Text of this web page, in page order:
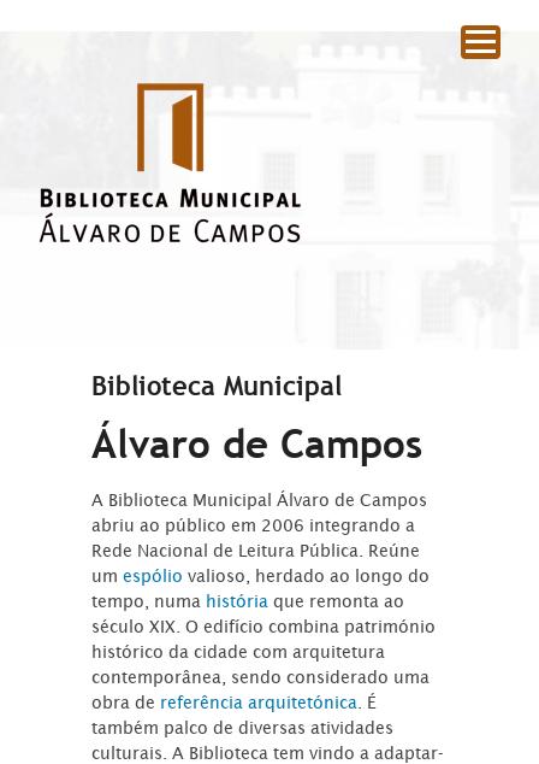
Biblioteca Municipal
Álvaro de Campos
A Biblioteca Municipal Álvaro de Campos
abriu ao público em 2006 integrando a
Rede Nacional de Leitura Pública. Reúne
umespóliovalioso, herdado ao longo do
tempo, numa história que remonta ao
século XIX. O edifício combina património
histórico da cidade com arquitetura
contemporânea, sendo considerado uma
obra de referência arquitetónica . É
também palco de diversas atividades
culturais. A Biblioteca tem vindo a adaptar-